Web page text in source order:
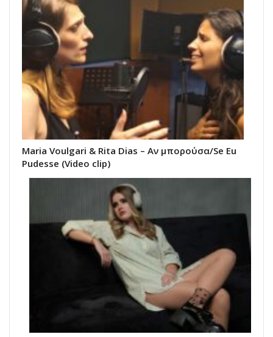
Maria Voulgari & Rita Dias – Αν μπορούσα/Se Eu
Pudesse (Video clip)